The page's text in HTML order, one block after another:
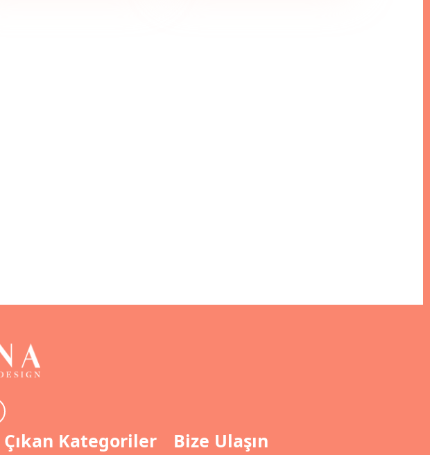
Çıkan Kategoriler Bize Ulaşın